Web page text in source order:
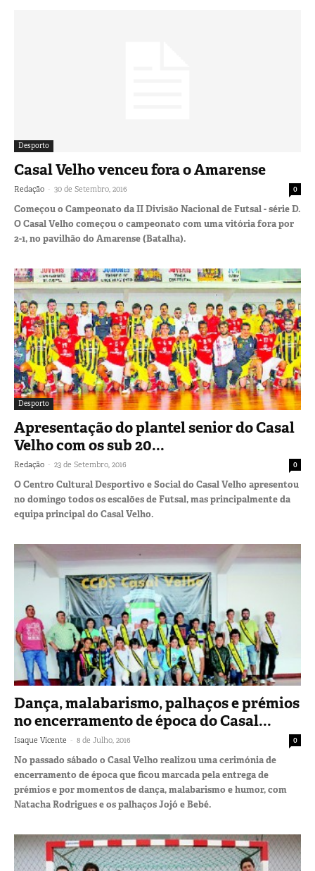
Desporto
Casal Velho venceu fora o Amarense
Redação - 30 de Setembro, 2016 0
Começou o Campeonato da II Divisão Nacional de Futsal - série D.
O Casal Velho começou o campeonato com uma vitória fora por
2-1, no pavilhão do Amarense (Batalha).
Desporto
Apresentação do plantel senior do Casal
Velho com os sub 20...
Redação - 23 de Setembro, 2016 0
O Centro Cultural Desportivo e Social do Casal Velho apresentou
no domingo todos os escalões de Futsal, mas principalmente da
equipa principal do Casal Velho.
Dança, malabarismo, palhaços e prémios
no encerramento de época do Casal...
Isaque Vicente - 8 de Julho, 2016 0
No passado sábado o Casal Velho realizou uma cerimónia de
encerramento de época que ficou marcada pela entrega de
prémios e por momentos de dança, malabarismo e humor, com
Natacha Rodrigues e os palhaços Jojó e Bebé.